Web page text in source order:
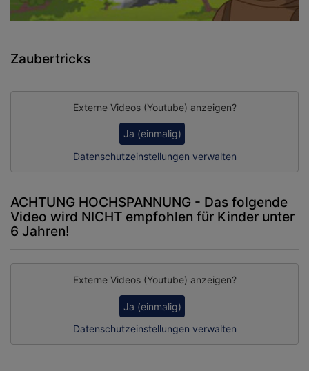
Zaubertricks
Externe Videos (Youtube) anzeigen?
Ja (einmalig)
Datenschutzeinstellungen verwalten
ACHTUNG HOCHSPANNUNG - Das folgende
Video wird NICHT empfohlen für Kinder unter
6 Jahren!
Externe Videos (Youtube) anzeigen?
Ja (einmalig)
Datenschutzeinstellungen verwalten